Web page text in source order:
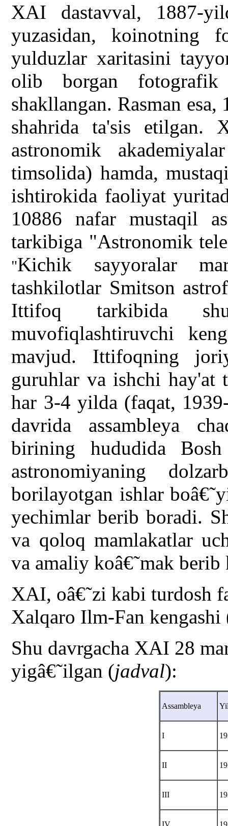
XAI dastavval, 1887-
yuzasidan, koinotning
yulduzlar xaritasini
olib borgan fotografik
shakllangan. Rasman
shahrida ta'sis
astronomik
timsolida) hamda,
ishtirokida faoliyat
10886 nafar mustaqil
tarkibiga "Astronomik
"Kichik sayyoralar
tashkilotlar Smitson
Ittifoq tarkibida
muvofiqlashtiruvchi
mavjud. Ittifoqning
guruhlar va ishchi
har 3-4 yilda (faqat,
davrida assambleya
birining hududida Bosh
astronomiyaning
borilayotgan ishlar
yechimlar berib boradi.
va qoloq mamlakatlar
va amaliy koâ€˜mak berib
XAI, oâ€˜zi kabi turdosh
Xalqaro Ilm-Fan
Shu davrgacha XAI 28
yigâ€˜ilgan (jadval):
Assambleya
I
II
III
IV